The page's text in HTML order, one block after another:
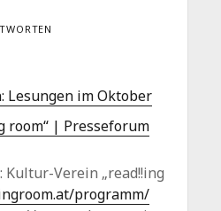
Lesungen im Oktober
room“ | Presseforum
Verein „read!!ing
programm/